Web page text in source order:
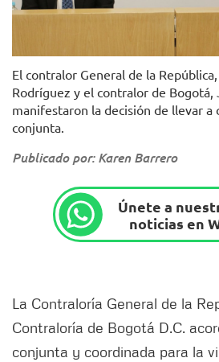
El contralor General de la
Rodríguez y el contralor de Bogotá,
manifestaron la decisión de llevar a
conjunta.
Publicado por: Karen Barrero
Únete a
noticias en
La Contraloría General de la
Contraloría de Bogotá D.C.
conjunta y coordinada para la